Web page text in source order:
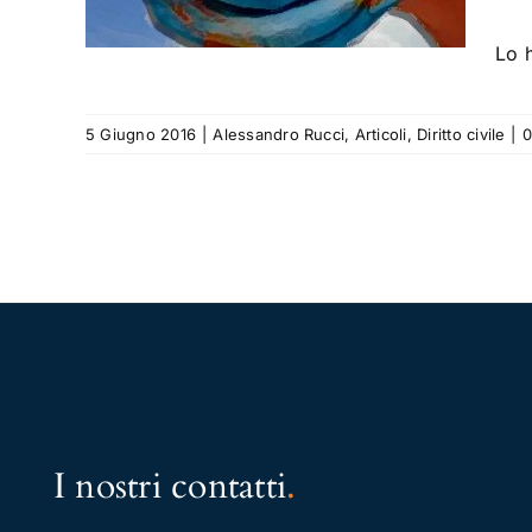
Lo
5 Giugno 2016 Alessandro Rucci, Articoli, Diritto civile
I nostri contatti.